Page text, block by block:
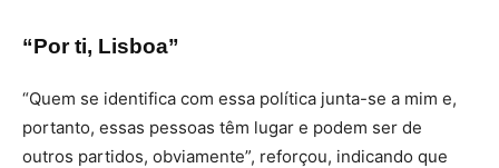
“Por ti, Lisboa”
“Quem se identifica com essa política junta-se a mim e,
portanto, essas pessoas têm lugar e podem ser de
outros partidos, obviamente”, reforçou, indicando que